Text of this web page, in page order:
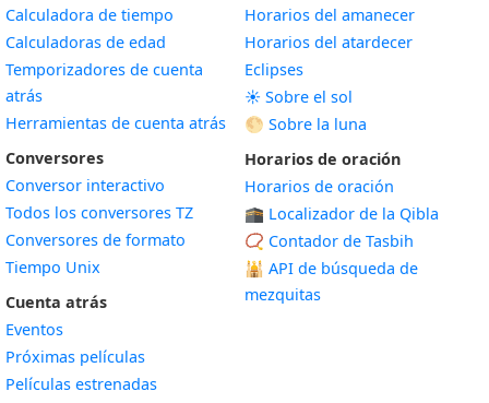
Calculadora de tiempo
Calculadoras de edad
Temporizadores de cuenta
atrás
Herramientas de cuenta atrás
Conversores
Conversor interactivo
Todos los conversores TZ
Conversores de formato
Tiempo Unix
Cuenta atrás
Eventos
Próximas películas
Películas estrenadas
Horarios del amanecer
Horarios del atardecer
Eclipses
☀️ Sobre el sol
🌕 Sobre la luna
Horarios de oración
Horarios de oración
🕋 Localizador de la Qibla
📿 Contador de Tasbih
🕌 API de búsqueda de
mezquitas